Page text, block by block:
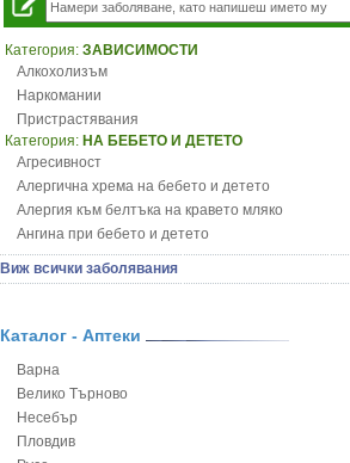
Категория: ЗАВИСИМОСТИ
Алкохолизъм
Наркомании
Пристрастявания
Категория: НА БЕБЕТО И ДЕТЕТО
Агресивност
Алергична хрема на бебето и детето
Алергия към белтъка на кравето мляко
Ангина при бебето и детето
Анемия при бебето и детето
Апетит - пълни деца
Безапетитие при бебето и детето
Бронхит и пневмония при деца
Варицела
Висока температура на бебето и детето
Възпаление на ушите на бебето и детето
Виж всички заболявания
Каталог - Аптеки
Варна
Велико Търново
Несебър
Пловдив